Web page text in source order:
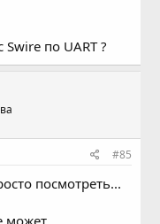
по UART ?
#85
посмотреть...
может